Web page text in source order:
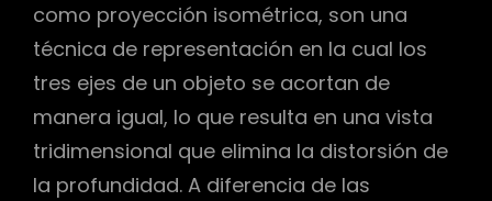
como proyección isométrica, son una
técnica de representación en la cual los
tres ejes de un objeto se acortan de
manera igual, lo que resulta en una vista
tridimensional que elimina la distorsión de
la profundidad. A diferencia de las